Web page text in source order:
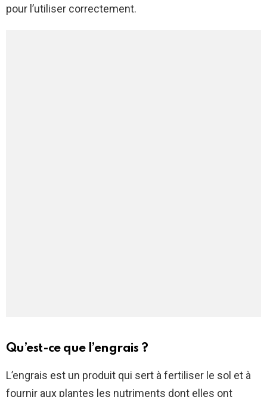
pour l’utiliser correctement.
Qu’est-ce que l’engrais ?
L’engrais est un produit qui sert à fertiliser le sol et à
fournir aux plantes les nutriments dont elles ont